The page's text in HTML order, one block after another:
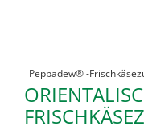
Peppadew® -